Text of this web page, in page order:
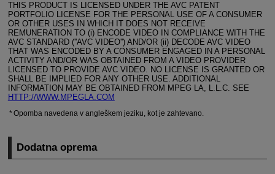
THIS PRODUCT IS LICENSED UNDER THE AVC PATENT
PORTFOLIO LICENSE FOR THE PERSONAL USE OF A CONSUMER
OR OTHER USES IN WHICH IT DOES NOT RECEIVE
REMUNERATION TO (i) ENCODE VIDEO IN COMPLIANCE WITH THE
AVC STANDARD (''AVC VIDEO'') AND/OR (ii) DECODE AVC VIDEO
THAT WAS ENCODED BY A CONSUMER ENGAGED IN A PERSONAL
ACTIVITY AND/OR WAS OBTAINED FROM A VIDEO PROVIDER
LICENSED TO PROVIDE AVC VIDEO. NO LICENSE IS GRANTED OR
SHALL BE IMPLIED FOR ANY OTHER USE. ADDITIONAL
INFORMATION MAY BE OBTAINED FROM MPEG LA, L.L.C. SEE
HTTP://WWW.MPEGLA.COM
Opomba navedena v angleškem jeziku, kot je zahtevano.
Dodatna oprema